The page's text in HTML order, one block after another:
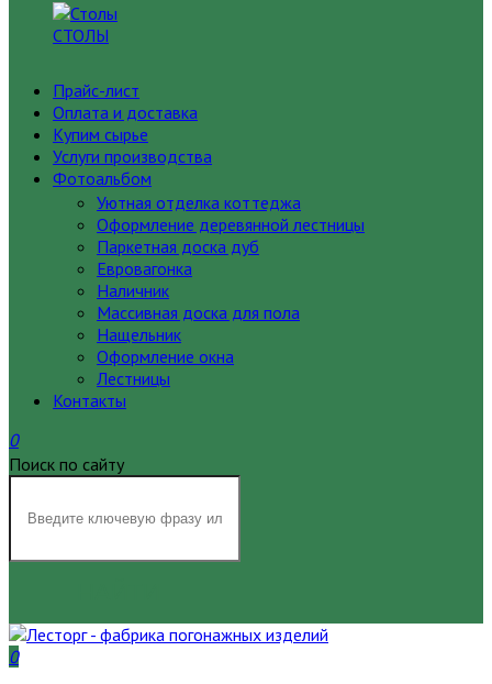
СТОЛЫ
Прайс-лист
Оплата и доставка
Купим сырье
Услуги производства
Фотоальбом
Уютная отделка коттеджа
Оформление деревянной лестницы
Паркетная доска дуб
Евровагонка
Наличник
Массивная доска для пола
Нащельник
Оформление окна
Лестницы
Контакты
0
Поиск по сайту
0